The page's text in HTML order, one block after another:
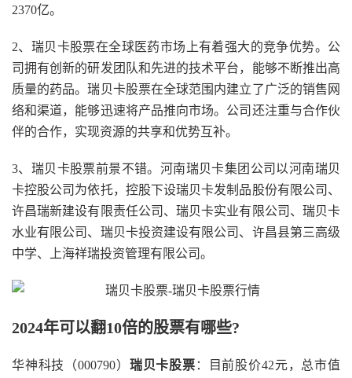
2370亿。
2、瑞贝卡股票在全球医药市场上有着强大的竞争优势。公
司拥有创新的研发团队和先进的技术平台，能够不断推出高
质量的药品。瑞贝卡股票在全球范围内建立了广泛的销售网
络和渠道，能够迅速将产品推向市场。公司还注重与合作伙
伴的合作，实现资源的共享和优势互补。
3、瑞贝卡股票前景不错。河南瑞贝卡集团公司以河南瑞贝
卡控股公司为依托，控股下设瑞贝卡发制品股份有限公司、
许昌瑞新建设有限责任公司、瑞贝卡实业有限公司、瑞贝卡
水业有限公司、瑞贝卡投资建设有限公司、许昌县第三高级
中学、上海祥瑞投资管理有限公司。
2024年可以翻10倍的股票有哪些?
华神科技（000790） 瑞贝卡股票 ：目前股价42元，总市值